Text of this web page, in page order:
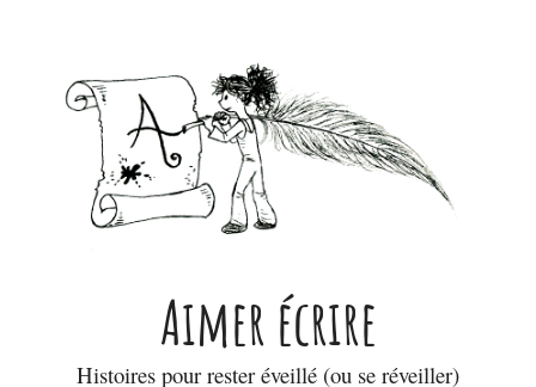
Aimer écrire
Histoires pour rester éveillé (ou se réveiller)